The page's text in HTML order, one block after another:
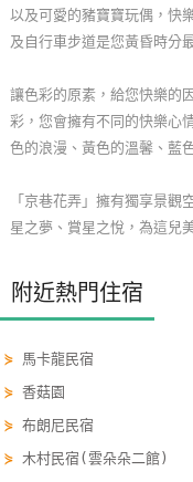
玩
地
圖
客
服
顧
滿
意
度
以及可愛的豬寶寶玩偶，快
及自行車步道是您黃昏時分
讓色彩的原素，給您快樂的
彩，您會擁有不同的快樂心
色的浪漫、黃色的溫馨、藍
「京巷花弄」擁有獨享景
星之夢、賞星之悅，為這兒
附近熱門住宿
⋟ 馬卡龍民宿
⋟香菇園
⋟布朗尼民宿
⋟木村民宿(雲朵朵二館)